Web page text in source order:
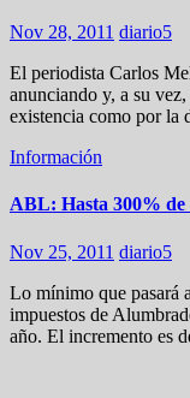
Nov 28, 2011 diario5
El periodista Carlos
anunciando y, a su
existencia como por la
Información
ABL: Hasta 300% de
Nov 25, 2011 diario5
Lo mínimo que pasará
impuestos de
año. El incremento es